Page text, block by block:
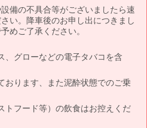
備の不具合等がございましたら速
い。降車後のお申し出につきまし
めご了承ください。
、グローなどの電子タバコを含
おります、また泥酔状態でのご乗
トフード等）の飲食はお控えくだ